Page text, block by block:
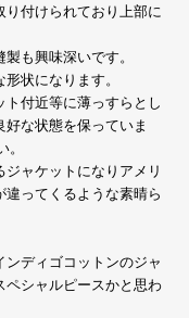
り付けられており上部に
も興味深いです。
状になります。
ト付近等に薄っすらとし
な状態を保っていま
。
ャケットになりアメリ
ってくるような素晴ら
ディゴコットンのジャ
ペシャルピースかと思わ